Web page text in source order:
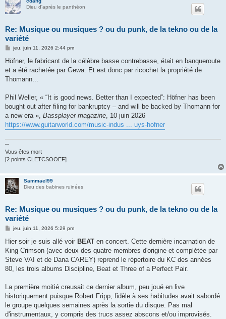
Dieu d'après le panthéon
Re: Musique ou musiques ? ou du punk, de la tekno ou de la
variété
M
s
a
g
jeu. juin 11, 2026 2:44 pm
Höfner, le fabricant de la célèbre basse contrebasse, était en banqueroute
et a été rachetée par Gewa. Et est donc par ricochet la propriété de
Thomann...
Phil Weller, « “It is good news. Better than I expected”: Höfner has been
bought out after filing for bankruptcy – and will be backed by Thomann for
a new era », Bassplayer magazine, 10 juin 2026
https://www.guitarworld.com/music-indus ... uys-hofner
--
Vous êtes mort
[2 points CLETCSOOEF]
Sammael99
Dieu des babines ruinées
Re: Musique ou musiques ? ou du punk, de la tekno ou de la
variété
M
s
a
g
jeu. juin 11, 2026 5:29 pm
Hier soir je suis allé voir BEAT en concert. Cette dernière incarnation de
King Crimson (avec deux des quatre membres d'origine et complétée par
Steve VAI et de Dana CAREY) reprend le répertoire du KC des années
80, les trois albums Discipline, Beat et Three of a Perfect Pair.
La première moitié creusait ce dernier album, peu joué en live
historiquement puisque Robert Fripp, fidèle à ses habitudes avait sabordé
le groupe quelques semaines après la sortie du disque. Pas mal
d'instrumentaux, y compris des trucs assez abscons et/ou improvisés.